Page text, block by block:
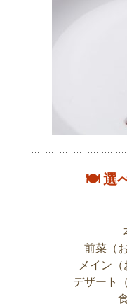
🍽 選
前菜（
メイン（
デザート